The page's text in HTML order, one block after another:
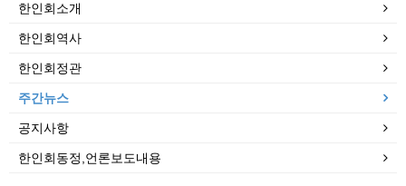
한인회소개
한인회역사
한인회정관
주간뉴스
공지사항
한인회동정,언론보도내용